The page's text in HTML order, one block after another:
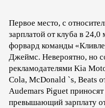
Первое место, с
зарплатой от клуба в
форвард команды
Джеймс. Невероятно, но
рекламодателями Kia
Cola, McDonald `s, Beats
Audemars Piguet
превышающий зарплату